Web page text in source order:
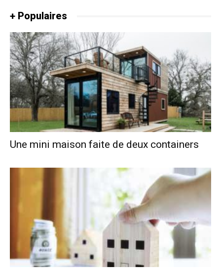
+ Populaires
Une mini maison faite de deux containers